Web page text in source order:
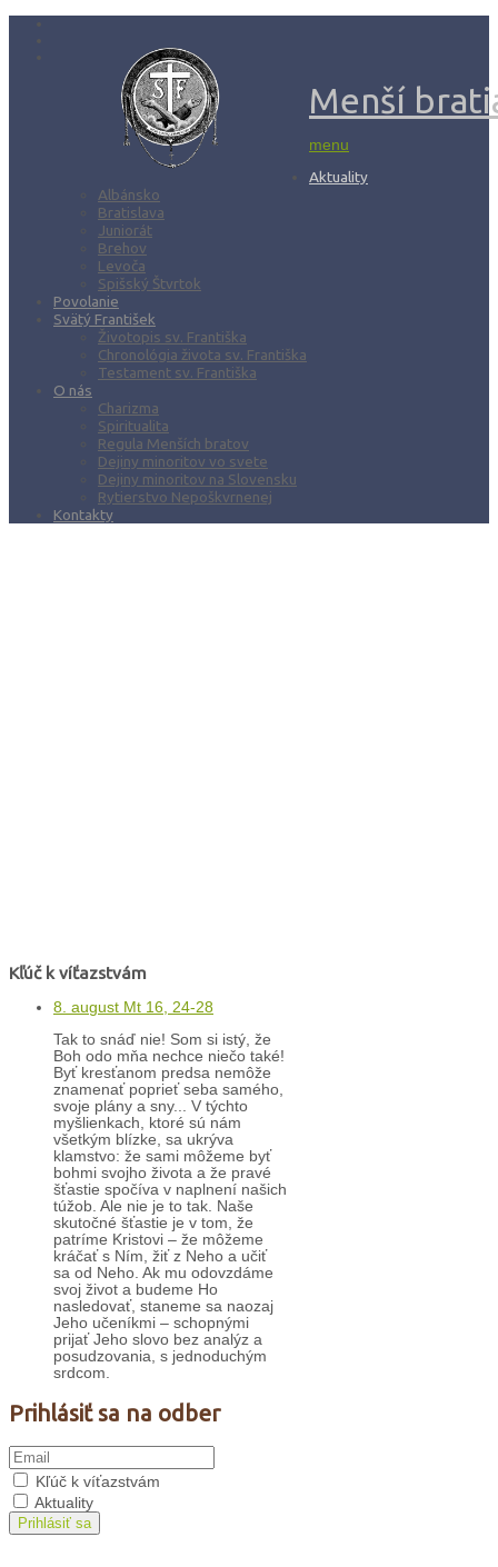
Menší
menu
Aktuality
Albánsko
Bratislava
Juniorát
Brehov
Levoča
Spišský Štvrtok
Povolanie
Svätý František
Životopis sv. Františka
Chronológia života sv. Františka
Testament sv. Františka
O nás
Charizma
Spiritualita
Regula Menších bratov
Dejiny minoritov vo svete
Dejiny minoritov na Slovensku
Rytierstvo Nepoškvrnenej
Kontakty
Kľúč k víťazstvám
8. august Mt 16, 24-28
Tak to snáď nie! Som si istý, že
Boh odo mňa nechce niečo také!
Byť kresťanom predsa nemôže
znamenať poprieť seba samého,
svoje plány a sny... V týchto
myšlienkach, ktoré sú nám
všetkým blízke, sa ukrýva
klamstvo: že sami môžeme byť
bohmi svojho života a že pravé
šťastie spočíva v naplnení našich
túžob. Ale nie je to tak. Naše
skutočné šťastie je v tom, že
patríme Kristovi – že môžeme
kráčať s Ním, žiť z Neho a učiť
sa od Neho. Ak mu odovzdáme
svoj život a budeme Ho
nasledovať, staneme sa naozaj
Jeho učeníkmi – schopnými
prijať Jeho slovo bez analýz a
posudzovania, s jednoduchým
srdcom.
Prihlásiť sa na odber
Kľúč k víťazstvám
Aktuality
Prihlásiť sa